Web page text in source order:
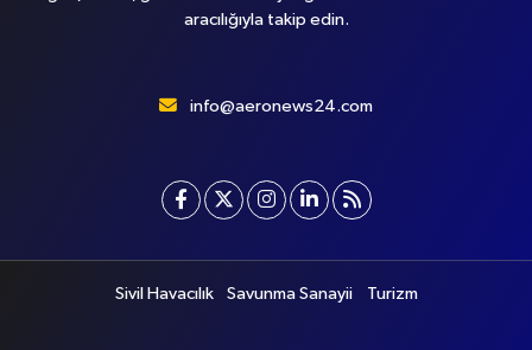
aracılığıyla takip edin.
info@aeronews24.com
Sivil Havacılık Savunma Sanayii Turizm